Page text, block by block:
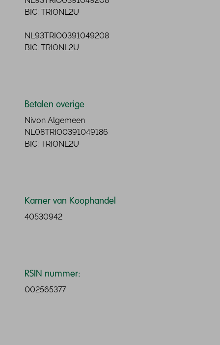
BIC: TRIONL2U
NL93TRIO0391049208
BIC: TRIONL2U
Betalen overige
Nivon Algemeen
NL08TRIO0391049186
BIC: TRIONL2U
Kamer van Koophandel
40530942
RSIN nummer:
002565377